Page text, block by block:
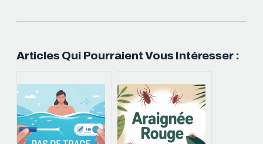
Articles Qui Pourraient Vous Intéresser :